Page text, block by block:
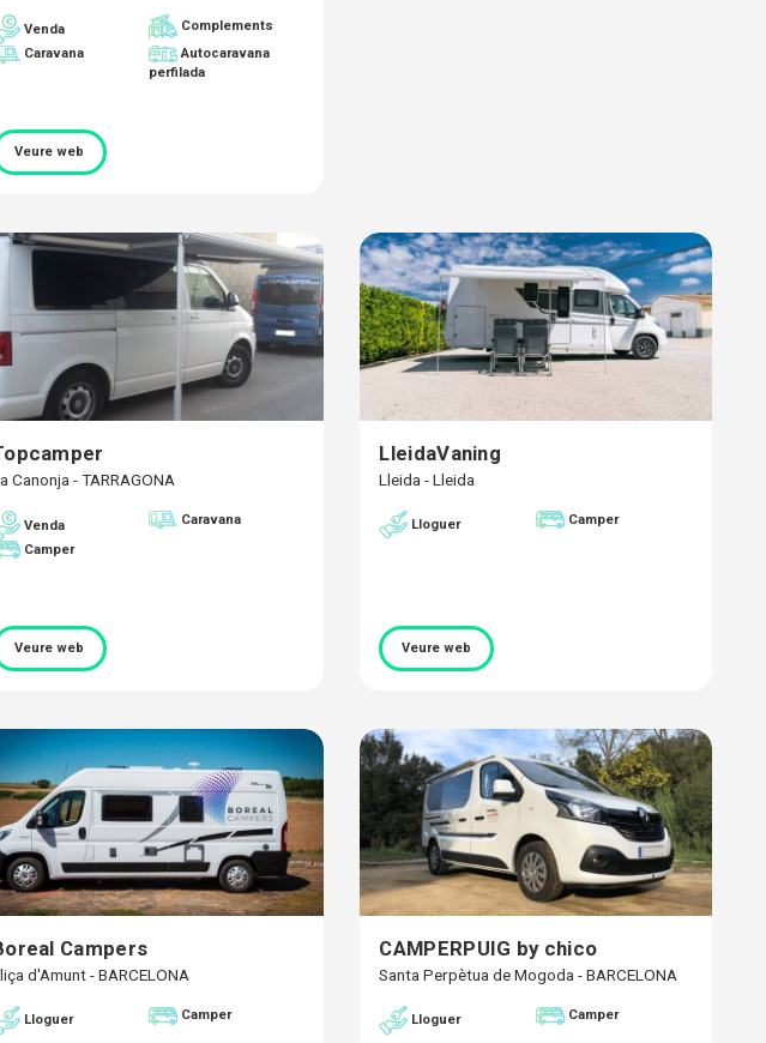
Venda
Complements
Caravana
Autocaravana
perfilada
Veure web
Canonja - TARRAGONA
Venda
Caravana
Camper
Veure web
LleidaVaning
Lleida - Lleida
Lloguer Camper
Veure web
Campers
d'Amunt - BARCELONA
Lloguer Camper
CAMPERPUIG by chico
Santa Perpètua de Mogoda - BARCELONA
Lloguer Camper